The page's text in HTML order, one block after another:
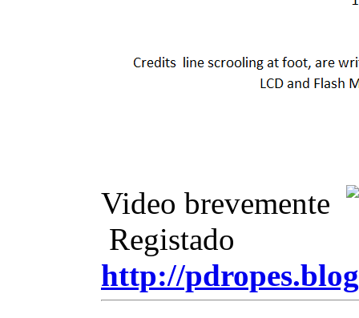
Video brevemente
Registado
http://